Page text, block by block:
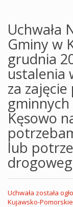
Uchwała
Gminy w
grudnia
ustalenia
za
Kęsowo
lub
Uchwała została
Kujawsko-